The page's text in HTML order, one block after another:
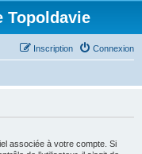
Topoldavie
Connexion
Inscription
associée à votre compte. Si